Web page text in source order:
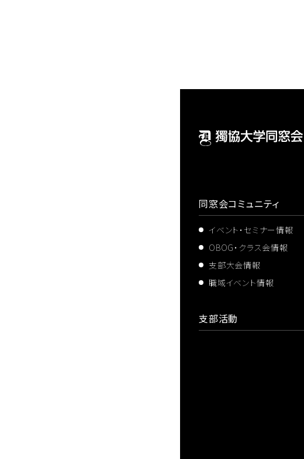
同窓会コミュニティ
イベント・セミナー情報
OBOG・クラス会情報
支部大会情報
職域イベント情報
支部活動